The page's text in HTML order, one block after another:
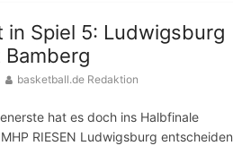
in Spiel 5: Ludwigsburg
basketball.de Redaktion
hat es doch ins Halbfinale
RIESEN Ludwigsburg entscheiden